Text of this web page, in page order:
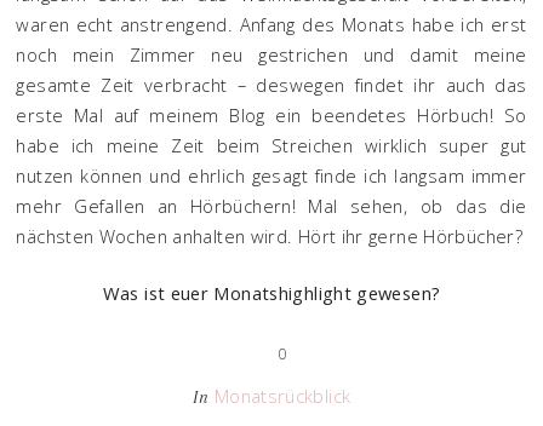
waren echt anstrengend. Anfang des Monats habe ich erst
noch mein Zimmer neu gestrichen und damit meine
gesamte Zeit verbracht – deswegen findet ihr auch das
erste Mal auf meinem Blog ein beendetes Hörbuch! So
habe ich meine Zeit beim Streichen wirklich super gut
nutzen können und ehrlich gesagt finde ich langsam immer
mehr Gefallen an Hörbüchern! Mal sehen, ob das die
nächsten Wochen anhalten wird. Hört ihr gerne Hörbücher?
Was ist euer Monatshighlight gewesen?
0
In Monatsrückblick